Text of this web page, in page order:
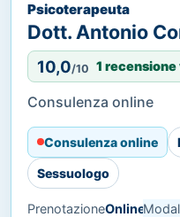
Psicoterapeuta
Dott. Antonio
10,0/10 1
Consulenza online
Consulenza online
Sessuologo
PrenotazioneOnline